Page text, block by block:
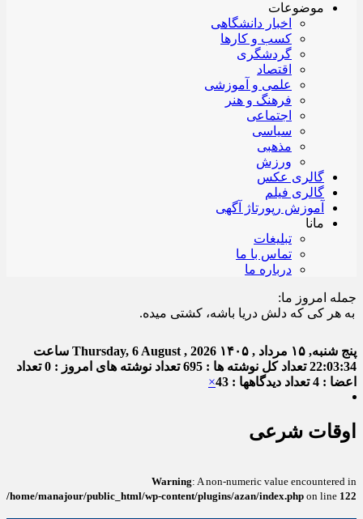
موضوعات
اخبار دانشگاهی
کسب و کارها
گردشگری
اقتصاد
علمی و آموزشی
فرهنگ و هنر
اجتماعی
سیاسی
مذهبی
ورزش
گالری عکس
گالری فیلم
آموزش رپورتاژ آگهی
مانا
تبلیغات
تماس با ما
درباره ما
جمله امروز ما:
کی که دلش دریا باشه، کشتی میده.
پنج شنبه, ۱۵ مرداد , ۱۴۰۵ Thursday, 6 August , 2026 ساعت
22:03:34تعداد کل نوشته ها : 695 تعداد نوشته های امروز : 0
تعداد
اعضا : 4
تعداد دیدگاهها : 43 ×
اوقات شرعی
Warning: A non-numeric value encountered in
/home/manajour/public_html/wp-content/plugins/azan/index.php on line 122